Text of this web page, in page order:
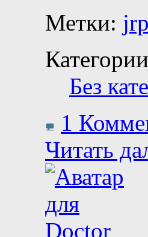
Метки:
Категории
Без
1
Читать